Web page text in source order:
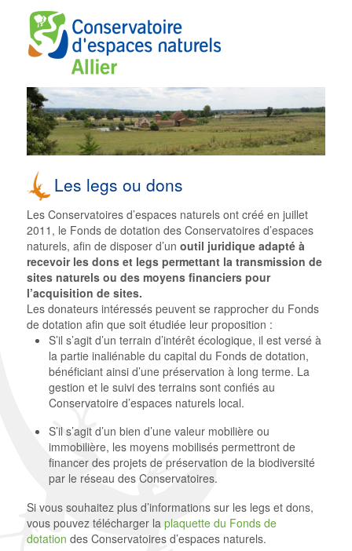
CEN Allier
Les legs ou dons
Les Conservatoires d’espaces naturels ont créé en juillet
2011, le Fonds de dotation des Conservatoires d’espaces
naturels, afin dedisposer d’unoutil juridique adapté à
recevoir les dons et legspermettant la transmission de
sites naturels ou des moyens financiers pour
l’acquisition de sites.
Les donateurs intéressés peuvent se rapprocher du Fonds
de dotation afin que soit étudiée leur proposition :
S’il s’agit d’un terrain d’intérêt écologique, il est versé à
la partie inaliénable du capital du Fonds de dotation,
bénéficiant ainsi d’une préservation à long terme. La
gestion et le suivi des terrains sont confiés au
Conservatoire d’espaces naturels local.
S’il s’agit d’un bien d’une valeur mobilière ou
immobilière, les moyens mobilisés permettront de
financer des projets de préservation de la biodiversité
par le réseau des Conservatoires.
Si vous souhaitez plus d’informations sur les legs et dons,
vous pouvez télécharger laplaquette du Fonds de
dotation des Conservatoires d’espaces naturels.